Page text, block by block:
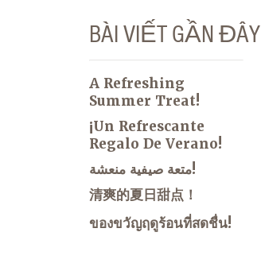
BÀI VIẾT GẦN ĐÂY
A Refreshing
Summer Treat!
¡Un Refrescante
Regalo De Verano!
متعة صيفية منعشة!
清爽的夏日甜点！
ของขวัญฤดูร้อนที่สดชื่น!